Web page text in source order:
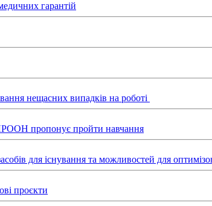
гарантій
нещасних випадків на роботі
пропонує пройти навчання
для існування та можливостей для
проєкти